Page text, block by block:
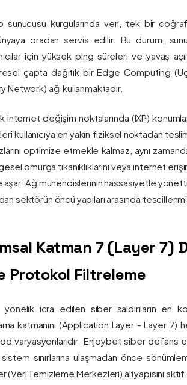
sunucusu kurgularında veri, tek bir
oradan servis edilir. Bu durum,
için yüksek ping süreleri ve yavaş
çapta dağıtık bir Edge Computing
ağı kullanmaktadır.
internet değişim noktalarında (IXP)
kullanıcıya en yakın fiziksel noktadan
optimize etmekle kalmaz, aynı
omurga tıkanıklıklarını veya internet
Ağ mühendislerinin hassasiyetle
sektörün öncü yapıları arasında
Katman 7 (Layer 7)
Protokol Filtreleme
yönelik icra edilen siber saldırıların en
katmanını (Application Layer - Layer 7)
varyasyonlarıdır. Enjoybet siber
sınırlarına ulaşmadan önce
(Veri Temizleme Merkezleri) altyapısını